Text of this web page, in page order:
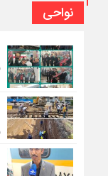
نواحی